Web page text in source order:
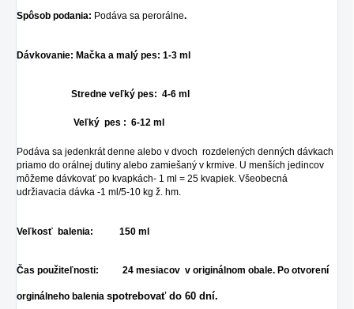
Spôsob podania: Podáva sa perorálne.
Dávkovanie: Mačka a malý pes: 1-3 ml
Stredne veľký pes: 4-6 ml
Veľký pes : 6-12 ml
Podáva sa jedenkrát denne alebo v dvoch rozdelených denných dávkach
priamo do orálnej dutiny alebo zamiešaný v krmive. U menších jedincov
môžeme dávkovať po kvapkách- 1 ml = 25 kvapiek. Všeobecná
udržiavacia dávka -1 ml/5-10 kg ž. hm.
Veľkosť balenia: 150 ml
Čas použiteľnosti: 24 mesiacov v originálnom obale. Po otvorení
orginálneho balenia spotrebovať do 60 dní.